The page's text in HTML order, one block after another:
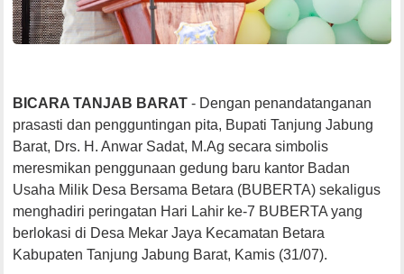
BICARA TANJAB BARAT - Dengan penandatanganan
prasasti dan pengguntingan pita, Bupati Tanjung Jabung
Barat, Drs. H. Anwar Sadat, M.Ag secara simbolis
meresmikan penggunaan gedung baru kantor Badan
Usaha Milik Desa Bersama Betara (BUBERTA) sekaligus
menghadiri peringatan Hari Lahir ke-7 BUBERTA yang
berlokasi di Desa Mekar Jaya Kecamatan Betara
Kabupaten Tanjung Jabung Barat, Kamis (31/07).